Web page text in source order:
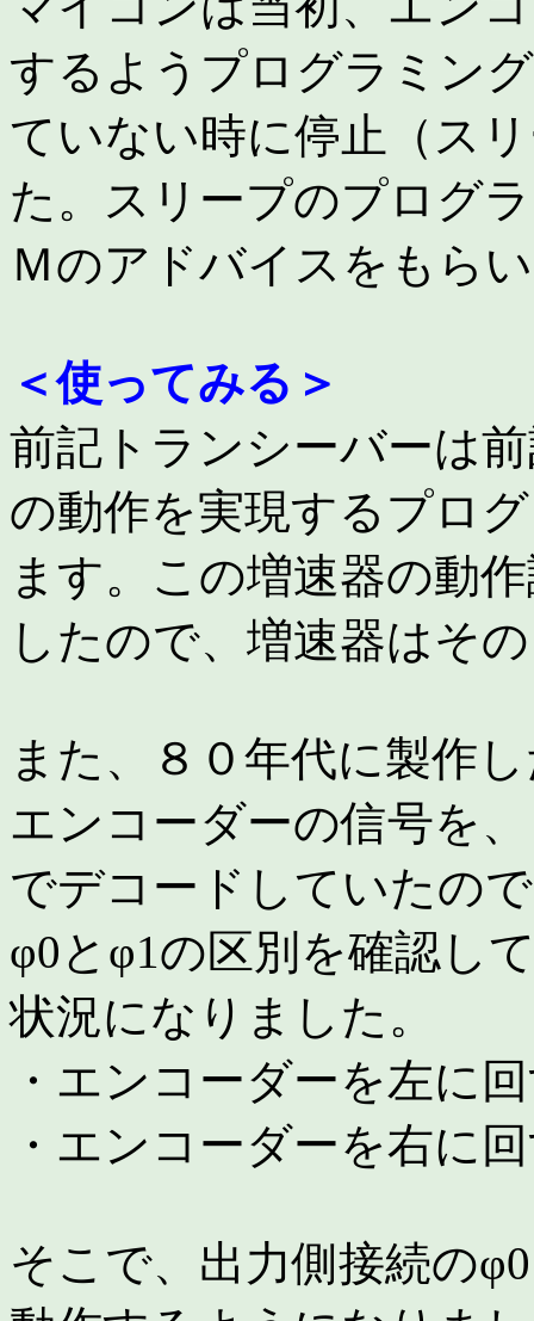
するようプログラミン
ていない時に停止（ス
た。スリープのプログ
Ｍのアドバイスをもら
＜使ってみる＞
前記トランシーバーは
の動作を実現するプロ
ます。この増速器の動
したので、増速器はそ
また、８０年代に製作
エンコーダーの信号を
でデコードしていたの
φ0とφ1の区別を確認し
状況になりました。
・エンコーダーを左に
・エンコーダーを右に
そこで、出力側接続の